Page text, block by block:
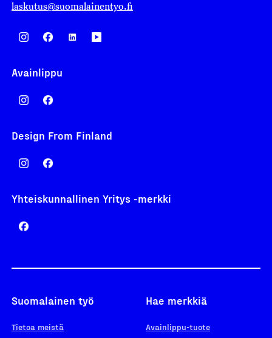
laskutus@suomalainentyo.fi
Avainlippu
Design From Finland
Yhteiskunnallinen Yritys -merkki
Suomalainen työ
Tietoa meistä
Hae merkkiä
Avainlippu-tuote